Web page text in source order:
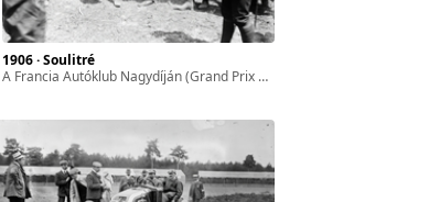
1906 · Soulitré
a Francia Autóklub Nagydíján (Grand Prix de l'ACF) győztes Szisz Ferenc és a harmadik helyezett Albert Clément kézfogása a verseny után.